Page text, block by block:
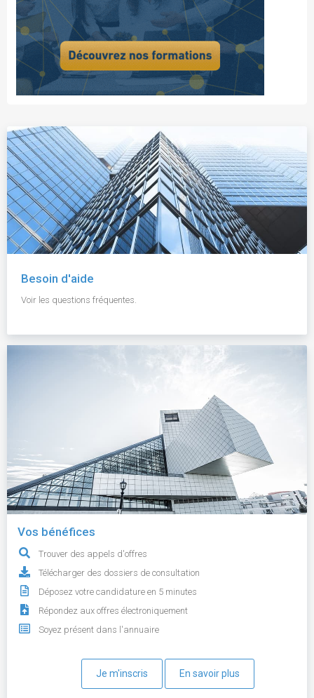
Besoin d'aide
Voir les questions fréquentes.
Vos bénéfices
Trouver des appels d'offres
Télécharger des dossiers de consultation
Déposez votre candidature en 5 minutes
Répondez aux offres électroniquement
Soyez présent dans l'annuaire
Je m'inscris En savoir plus